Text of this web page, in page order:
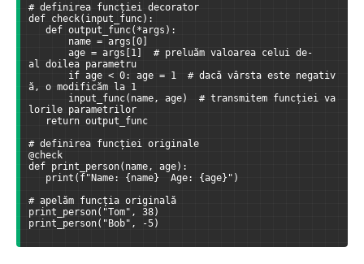
# definirea funcției decorator
def check(input_func):
def output_func(*args):
name = args[0]
age = args[1]  # preluăm valoarea celui de-
al doilea parametru
if age < 0: age = 1  # dacă vârsta este negativ
ă, o modificăm la 1
input_func(name, age)  # transmitem funcției va
lorile parametrilor
return output_func
# definirea funcției originale
@check
def print_person(name, age):
print(f"Name: {name}  Age: {age}")
# apelăm funcția originală
print_person("Tom", 38)
print_person("Bob", -5)